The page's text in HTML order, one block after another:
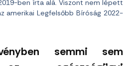
ben írta alá. Viszont nem lépett
amerikai Legfelsőbb Bíróság 2022-
semmi sem